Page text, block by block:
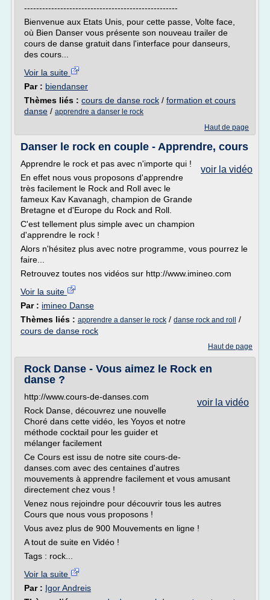
---------------------------------------------------
Bienvenue aux Etats Unis, pour cette passe, Volte face,
où Bien Danser vous présente son nouveau trailer de
cours de danse gratuit dans l'interface pour danseurs,
des cours...
Voir la suite
Par : biendanser
Thèmes liés : cours de danse rock / formation et cours
danse / apprendre a danser le rock
Haut de page
Danser le rock en couple - Apprendre, cours
voir la vidéo
Apprendre le rock et pas avec n'importe qui !
En effet nous vous proposons d'apprendre
très facilement le Rock and Roll avec le
fameux Kav Kavanagh, champion de Grande
Bretagne et d'Europe du Rock and Roll.
C'est tellement plus simple avec un champion
d'apprendre le rock !
Alors n'hésitez plus avec notre programme, vous pourrez le
faire...
Retrouvez toutes nos vidéos sur http://www.imineo.com
Voir la suite
Par : imineo Danse
Thèmes liés : apprendre a danser le rock / danse rock and roll
/
cours de danse rock
Haut de page
Rock Danse - Vous aimez le Rock en
danse ?
voir la vidéo
http://www.cours-de-danses.com
Rock Danse, découvrez une nouvelle
Choré dans cette vidéo, les Yoyos et notre
méthode cocktail pour les guider et
mélanger facilement
Ce Cours est issu de notre site cours-de-
danses.com avec des centaines d'autres
mouvements à apprendre facilement et vous amusant
directement chez vous !
Venez nous rejoindre pour découvrir tous les autres
Cours que nous vous proposons !
Vous avez plus de 900 Mouvements en ligne !
A tout de suite en Vidéo !
Tags : rock...
Voir la suite
Par : Igor Andreis